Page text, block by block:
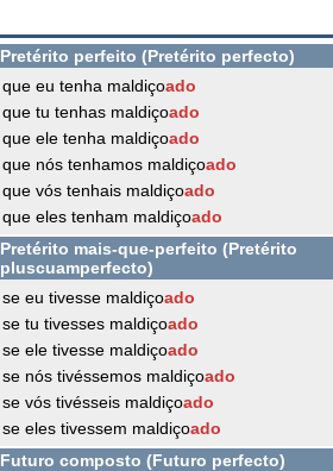
Pretérito perfeito (Pretérito perfecto)
que eu tenha maldiçoado
que tu tenhas maldiçoado
que ele tenha maldiçoado
que nós tenhamos maldiçoado
que vós tenhais maldiçoado
que eles tenham maldiçoado
Pretérito mais-que-perfeito (Pretérito
pluscuamperfecto)
se eu tivesse maldiçoado
se tu tivesses maldiçoado
se ele tivesse maldiçoado
se nós tivéssemos maldiçoado
se vós tivésseis maldiçoado
se eles tivessem maldiçoado
Futuro composto (Futuro perfecto)